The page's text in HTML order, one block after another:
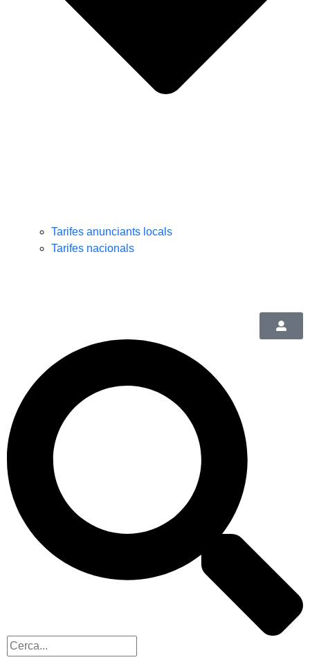
Tarifes anunciants locals
Tarifes nacionals